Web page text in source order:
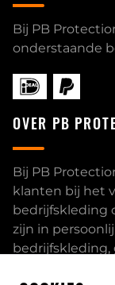
Bij PB
onderstaande
OVER PB
Bij PB
klanten bij het
bedrijfskleding
zijn in
bedrijfskleding,